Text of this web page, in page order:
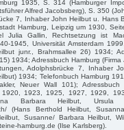
1935, S. 314 (Hamburger
Alfred Jacobsberg), S. 350
7, Inhaber John Heilbut u. Hans
Hamburg, Leipzig um 1930,
Julia Gallin, Rechtsetzung ist
1945, Universität Amsterdam
junr., Brahmsallee 26) 1934;
1934; Adressbuch Hamburg
Adolphsbrücke 7, Inhaber
1934; Telefonbuch Hamburg
Neuer Wall 101); Adressbuch
1923, 1925, 1927, 1929,
Barbara Heilbut, Ursula
(Hans Berthold Heilbut,
Susanne/ Barbara Heilbut,
hamburg.de (Ilse Karlsberg).